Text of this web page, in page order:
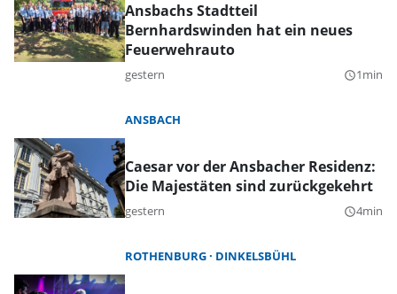
Ansbachs Stadtteil
Bernhardswinden hat ein neues
Feuerwehrauto
gestern query_builder1min
ANSBACH
Caesar vor der Ansbacher Residenz:
Die Majestäten sind zurückgekehrt
gestern query_builder4min
ROTHENBURG DINKELSBÜHL